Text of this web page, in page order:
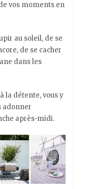
vos moments en
au soleil, de se
de se cacher
dans les
la détente, vous y
adonner
après-midi.